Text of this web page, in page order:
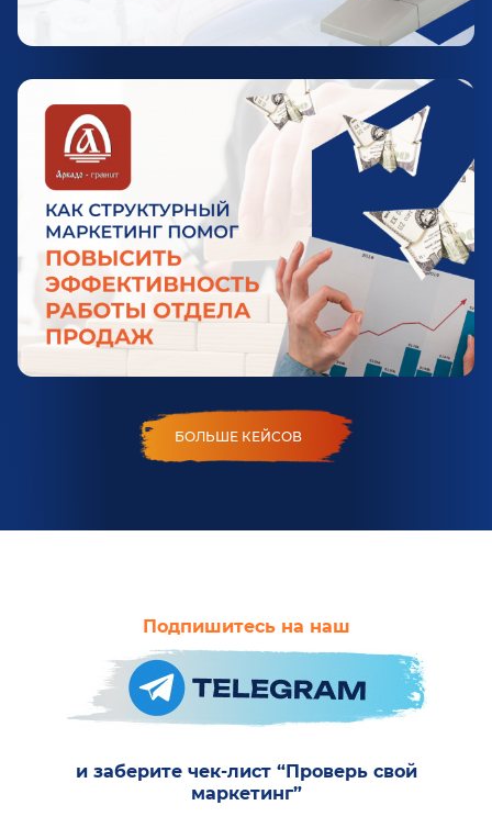
БОЛЬШЕ КЕЙСОВ
Подпишитесь на наш
и заберите чек-лист “Проверь свой
маркетинг”